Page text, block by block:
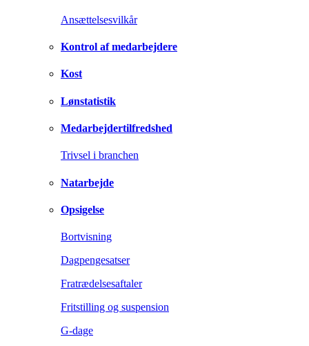
Ansættelsesvilkår
Kontrol af medarbejdere
Kost
Lønstatistik
Medarbejdertilfredshed
Trivsel i branchen
Natarbejde
Opsigelse
Bortvisning
Dagpengesatser
Fratrædelsesaftaler
Fritstilling og suspension
G-dage